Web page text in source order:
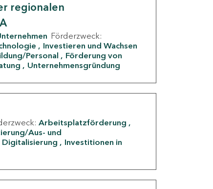
regionalen
Förderzweck:
Investieren und Wachsen
Personal
Förderung von
Unternehmensgründung
Arbeitsplatzförderung
Aus- und
Digitalisierung
Investitionen in